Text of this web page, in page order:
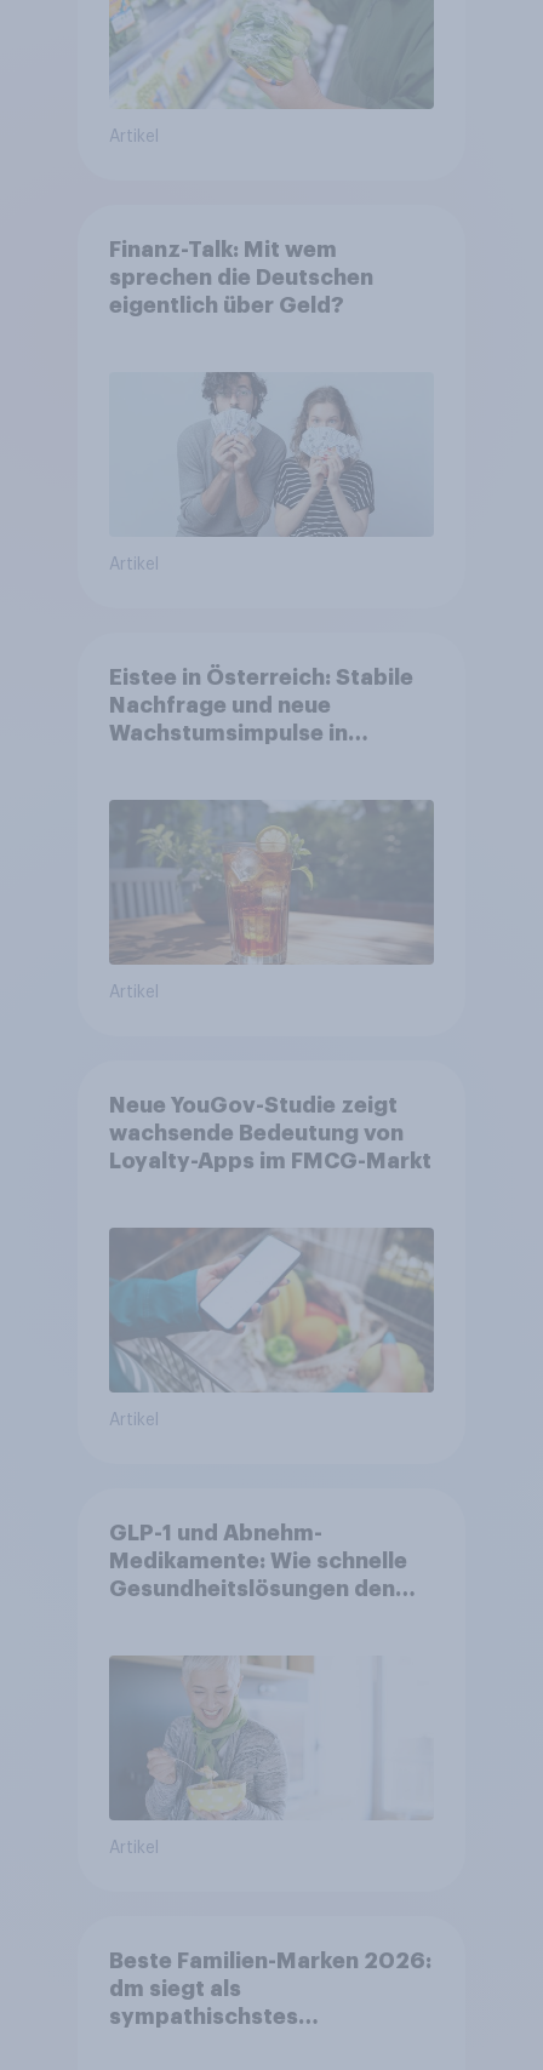
Artikel
Finanz-Talk: Mit wem
sprechen die Deutschen
eigentlich über Geld?
Artikel
Eistee in Österreich: Stabile
Nachfrage und neue
Wachstumsimpulse in
Artikel
Neue YouGov-Studie zeigt
wachsende Bedeutung von
Loyalty-Apps im FMCG-Markt
Artikel
GLP-1 und Abnehm-
Medikamente: Wie schnelle
Gesundheitslösungen den
Artikel
Beste Familien-Marken 2026:
dm siegt als
sympathischstes